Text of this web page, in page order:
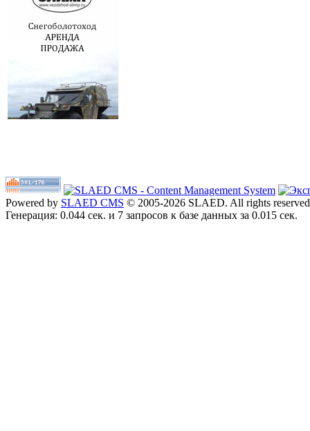
Powered by SLAED CMS © 2005-2026 SLAED. All rights
Генерация: 0.044 сек. и 7 запросов к базе данных за 0.015 сек.